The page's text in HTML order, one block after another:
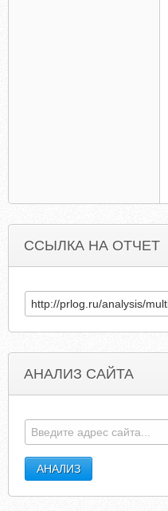
ССЫЛКА НА ОТЧЕТ
АНАЛИЗ САЙТА